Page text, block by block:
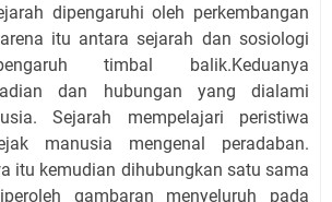
dipengaruhi oleh perkembangan
itu antara sejarah dan sosiologi
timbal balik.Keduanya
dan hubungan yang dialami
Sejarah mempelajari peristiwa
manusia mengenal peradaban.
itu kemudian dihubungkan satu sama
gambaran menyeluruh pada